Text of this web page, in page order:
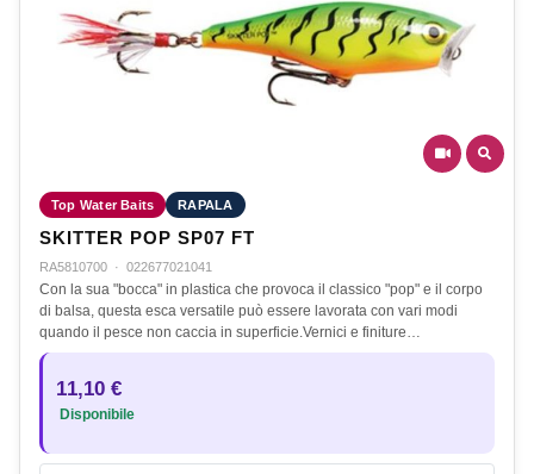
Top Water Baits RAPALA
SKITTER POP SP07 FT
RA5810700 · 022677021041
Con la sua "bocca" in plastica che provoca il classico "pop" e il corpo
di balsa, questa esca versatile può essere lavorata con vari modi
quando il pesce non caccia in superficie.Vernici e finiture…
11,10 €
Disponibile